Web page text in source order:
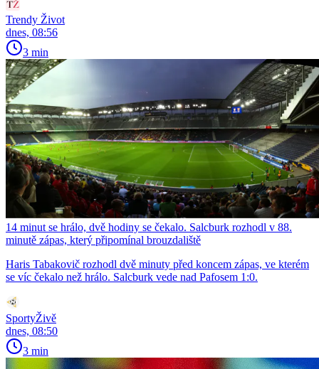
Trendy Život
dnes, 08:56
3 min
14 minut se hrálo, dvě hodiny se čekalo. Salcburk rozhodl v 88.
minutě zápas, který připomínal brouzdaliště
Haris Tabakovič rozhodl dvě minuty před koncem zápas, ve kterém
se víc čekalo než hrálo. Salcburk vede nad Pafosem 1:0.
SportyŽivě
dnes, 08:50
3 min